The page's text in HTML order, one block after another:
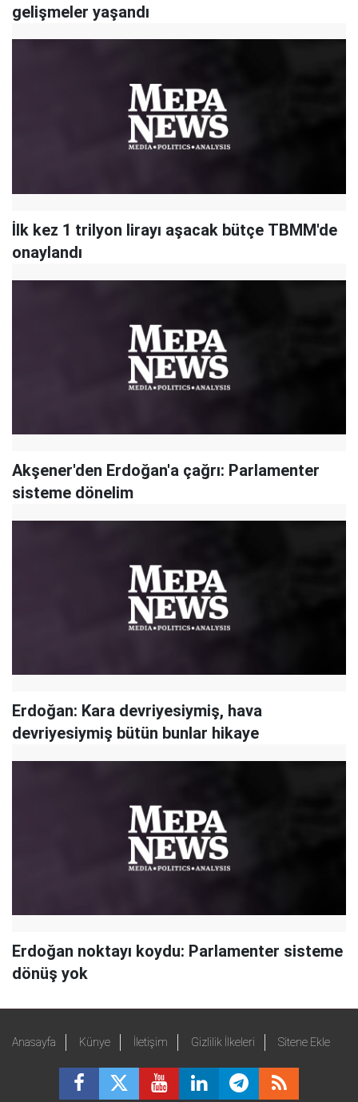
gelişmeler yaşandı
İlk kez 1 trilyon lirayı aşacak bütçe TBMM'de
onaylandı
Akşener'den Erdoğan'a çağrı: Parlamenter
sisteme dönelim
Erdoğan: Kara devriyesiymiş, hava
devriyesiymiş bütün bunlar hikaye
Erdoğan noktayı koydu: Parlamenter sisteme
dönüş yok
Anasayfa Künye İletişim Gizlilik İlkeleri Sitene Ekle